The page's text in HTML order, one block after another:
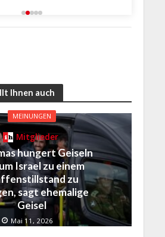
Ihnen auch
MEINUNGEN
Mitglieder
hungert Geiseln
Israel zu einem
zu
sagt ehemalige
Geisel
Mai 11, 2026